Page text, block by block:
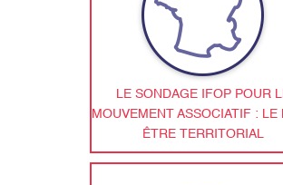
LE SONDAGE IFOP POUR
MOUVEMENT ASSOCIATIF : LE
ÊTRE TERRITORIAL